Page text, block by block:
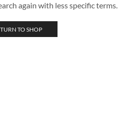
again with less specific terms.
TO SHOP